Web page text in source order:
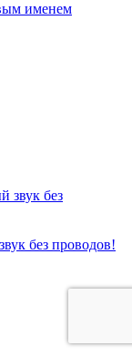
именем
без проводов!